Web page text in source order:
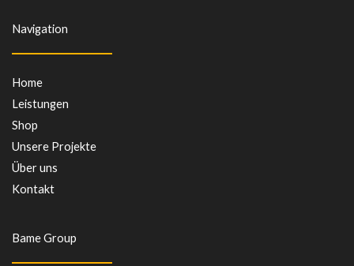
Navigation
Home
Leistungen
Shop
Unsere Projekte
Über uns
Kontakt
Bame Group